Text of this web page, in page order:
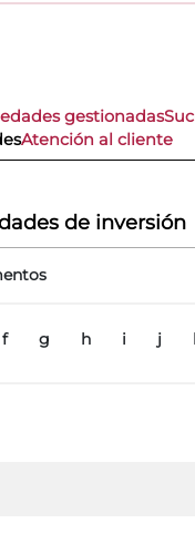
gestionadas
Atención al cliente
de inversión
f g h i j